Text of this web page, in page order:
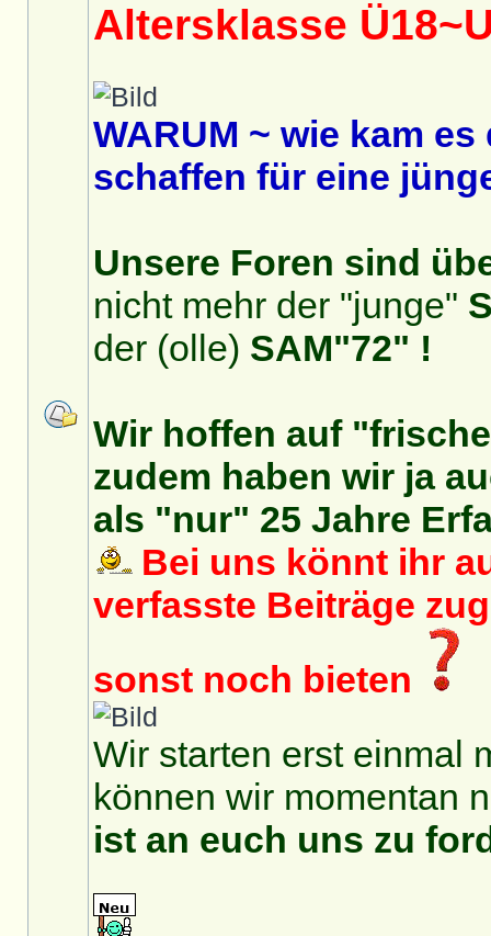
Altersklasse
WARUM ~ wie kam
schaffen für eine
Unsere Foren sind
nicht mehr der "junge"
der (olle) SAM"72" !
Wir hoffen auf
zudem haben wir ja
als "nur" 25 Jahre
Bei uns könnt ihr
verfasste Beiträge
sonst noch bieten
Wir starten erst einmal
können wir momentan
ist an euch uns zu